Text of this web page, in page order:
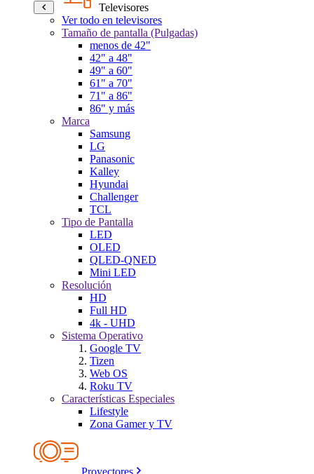
Televisores
Ver todo en televisores
Tamaño de pantalla (Pulgadas)
menos de 42"
42" a 48"
49" a 60"
61" a 70"
71" a 86"
86" y más
Marca
Samsung
LG
Panasonic
Kalley
Hyundai
Challenger
TCL
Tipo de Pantalla
LED
OLED
QLED-QNED
Mini LED
Resolución
HD
Full HD
4k - UHD
Sistema Operativo
Google TV
Tizen
Web OS
Roku TV
Características Especiales
Lifestyle
Zona Gamer y TV
Proyectores